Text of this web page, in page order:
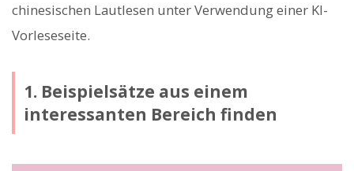
chinesischen Lautlesen unter Verwendung einer KI-
Vorleseseite.
1. Beispielsätze aus einem
interessanten Bereich finden